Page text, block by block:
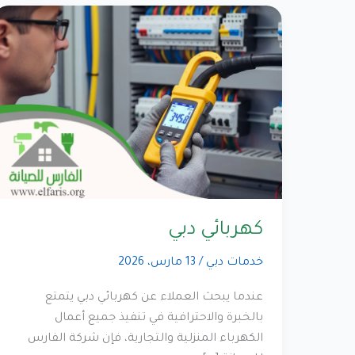
كهربائي دبي
خدمات دبي / 13 مارس، 2026
عندما يبحث العملاء عن كهربائي دبي يتمتع
بالخبرة والاحترافية في تنفيذ جميع أعمال
الكهرباء المنزلية والتجارية، فإن شركة الفارس